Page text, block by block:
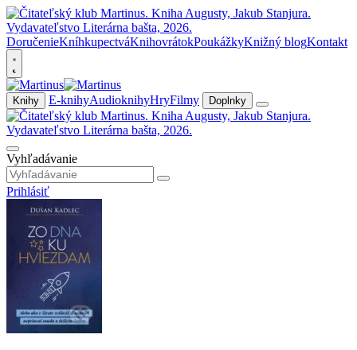
DoručenieKníhkupectváKnihovrátokPoukážkyKnižný blogKontakt
Knihy E-knihyAudioknihyHryFilmy Doplnky
Vyhľadávanie
Prihlásiť